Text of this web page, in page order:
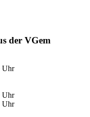
der VGem
Uhr
Uhr
Uhr